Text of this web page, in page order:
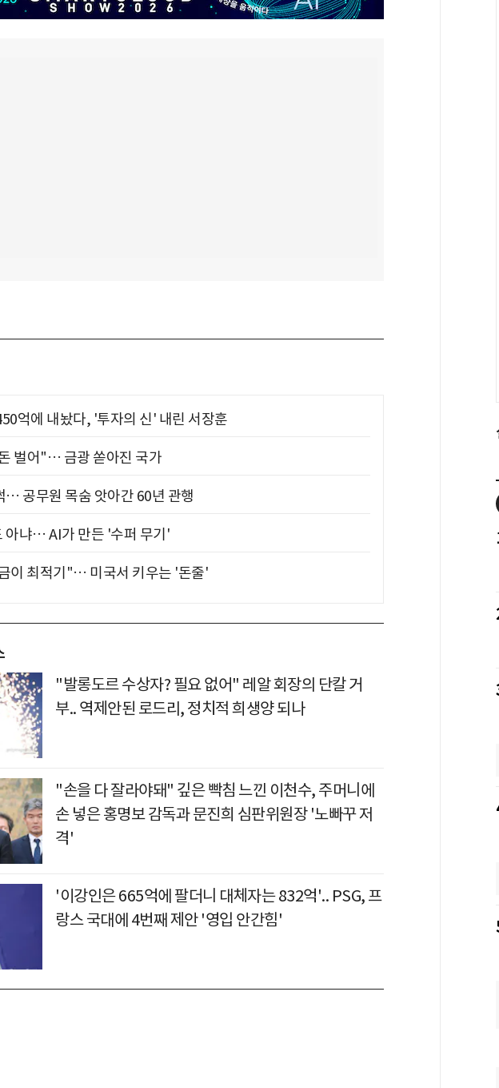
억에 내놨다, '투자의 신' 내린 서장훈
벌어"… 금광 쏟아진 국가
… 공무원 목숨 앗아간 60년 관행
아냐… AI가 만든 '수퍼 무기'
이 최적기"… 미국서 키우는 '돈줄'
"발롱도르 수상자? 필요 없어" 레알 회장의 단칼 거
부.. 역제안된 로드리, 정치적 희생양 되나
"손을 다 잘라야돼" 깊은 빡침 느낀 이천수, 주머니에
손 넣은 홍명보 감독과 문진희 심판위원장 '노빠꾸 저
격'
'이강인은 665억에 팔더니 대체자는 832억'.. PSG, 프
랑스 국대에 4번째 제안 '영입 안간힘'